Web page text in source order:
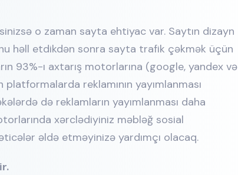
o zaman sayta ehtiyac var. Saytın dizayn
həll etdikdən sonra sayta trafik çəkmək üçün
93%-ı axtarış motorlarına (google, yandex və
reklamının yayımlanması
də reklamların yayımlanması daha
xərclədiyiniz məbləğ sosial
əldə etməyinizə yardımçı olacaq.